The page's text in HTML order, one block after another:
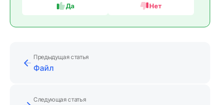
Да Нет
Предыдущая статья
Файл
Следующая статья